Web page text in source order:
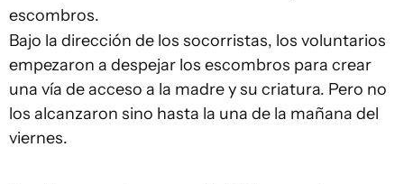
escombros.
Bajo la dirección de los socorristas, los voluntarios
empezaron a despejar los escombros para crear
una vía de acceso a la madre y su criatura. Pero no
los alcanzaron sino hasta la una de la mañana del
viernes.